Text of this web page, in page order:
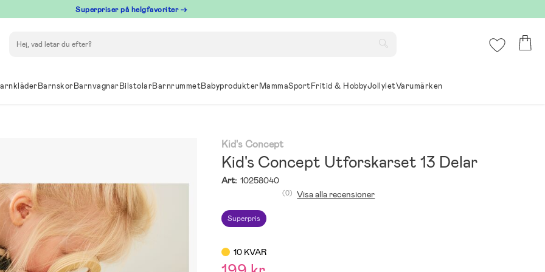
Superpriser på helgfavoriter →
BarnskorBarnvagnarBilstolarBarnrummetBabyprodukterMammaSportFritid & HobbyJollyletVarumärken
Kid's Concept
Kid's Concept Utforskarset 13 Delar
Art: 10258040
Superpris
(0) Visa alla recensioner
10 KVAR